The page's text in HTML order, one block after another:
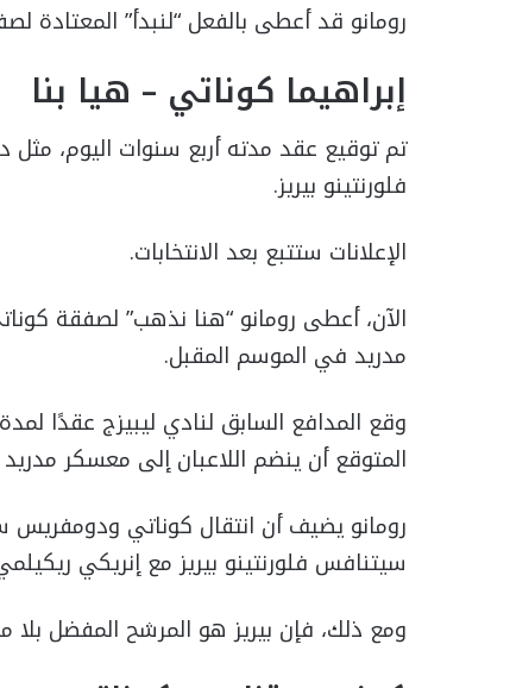
رومانو قد أعطى بالفعل “لنبدأ” المعتادة
إبراهيما كوناتي – هيا بنا
تم توقيع عقد مدته أربع سنوات اليوم،
فلورنتينو بيريز.
الإعلانات ستتبع بعد الانتخابات.
الآن، أعطى رومانو “هنا نذهب” لصفقة
مدريد في الموسم المقبل.
وقع المدافع السابق لنادي ليبيزج عقدًا
المتوقع أن ينضم اللاعبان إلى معسكر مدريد
رومانو يضيف أن انتقال كوناتي
سيتنافس فلورنتينو بيريز مع إنريكي
ومع ذلك، فإن بيريز هو المرشح المفضل